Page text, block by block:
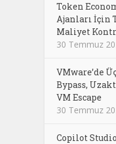
Token
Ajanları İçin
Maliyet
30 Temmuz
VMware’de
Bypass,
VM Escape
30 Temmuz
Copilot